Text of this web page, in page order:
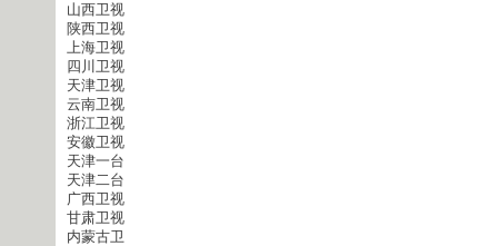
山西卫视
陕西卫视
上海卫视
四川卫视
天津卫视
云南卫视
浙江卫视
安徽卫视
天津一台
天津二台
广西卫视
甘肃卫视
内蒙古卫